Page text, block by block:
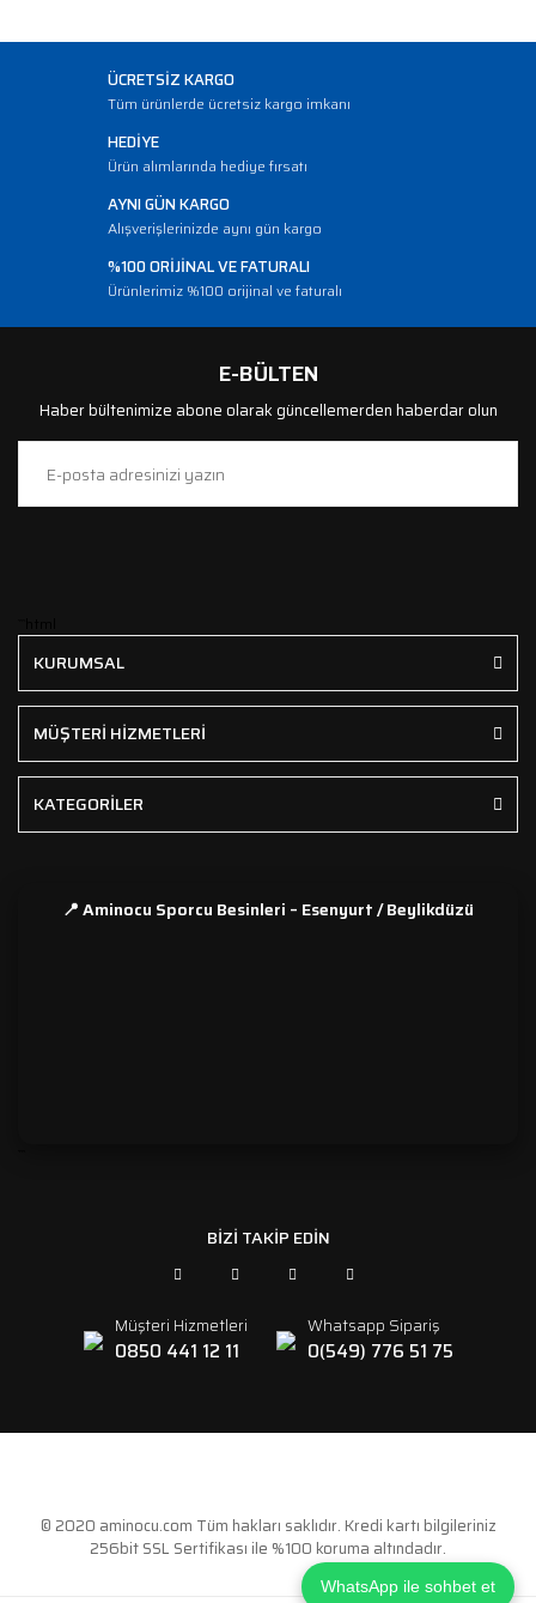
WhatsApp ile sohbet et
ÜCRETSİZ KARGO
Tüm ürünlerde ücretsiz kargo imkanı
HEDİYE
Ürün alımlarında hediye fırsatı
AYNI GÜN KARGO
Alışverişlerinizde aynı gün kargo
%100 ORİJİNAL VE FATURALI
Ürünlerimiz %100 orijinal ve faturalı
E-BÜLTEN
Haber bültenimize abone olarak güncellemerden haberdar olun
KURUMSAL
MÜŞTERİ HİZMETLERİ
KATEGORİLER
📍 Aminocu Sporcu Besinleri – Esenyurt / Beylikdüzü
BİZİ TAKİP EDİN
Müşteri Hizmetleri
0850 441 12 11
Whatsapp Sipariş
0(549) 776 51 75
© 2020 aminocu.com Tüm hakları saklıdır. Kredi kartı bilgileriniz
256bit SSL Sertifikası ile %100 koruma altındadır.